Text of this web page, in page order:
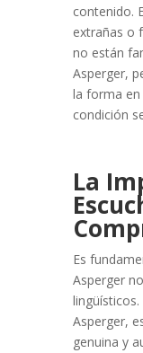
contenido.
extrañas o
no están
Asperger,
la forma en
condición
La
Es
Asperger
Asperger,
genuina y